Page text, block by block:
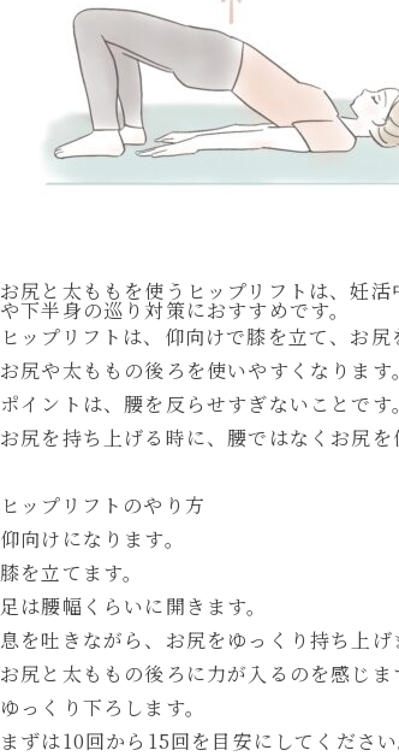
お尻と太ももを使うヒップリフトは、妊活
や下半身の巡り対策におすすめです。
ヒップリフトは、仰向けで膝を立て、お尻
お尻や太ももの後ろを使いやすくなります。
ポイントは、腰を反らせすぎないことです。
お尻を持ち上げる時に、腰ではなくお尻を
ヒップリフトのやり方
仰向けになります。
膝を立てます。
足は腰幅くらいに開きます。
息を吐きながら、お尻をゆっくり持ち上げ
お尻と太ももの後ろに力が入るのを感じま
ゆっくり下ろします。
まずは10回から15回を目安にしてください